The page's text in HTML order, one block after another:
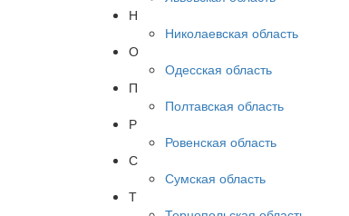
Н
Николаевская область
О
Одесская область
П
Полтавская область
Р
Ровенская область
С
Сумская область
Т